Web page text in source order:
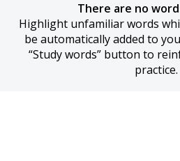
There are no
Highlight unfamiliar words
be automatically added to
“Study words” button to
practice.